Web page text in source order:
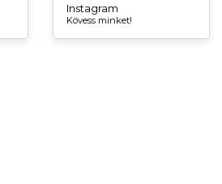
Instagram
Kövess minket!